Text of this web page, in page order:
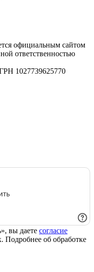
официальным сайтом
ответственностью
1027739625770
вы даете согласие
Подробнее об обработке